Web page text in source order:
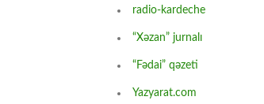
radio-kardeche
“Xəzan” jurnalı
“Fədai” qəzeti
Yazyarat.com